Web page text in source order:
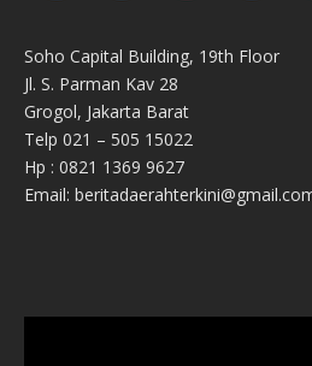
Soho Capital Building, 19th Floor
Jl. S. Parman Kav 28
Grogol, Jakarta Barat
Telp 021 – 505 15022
Hp : 0821 1369 9627
Email: